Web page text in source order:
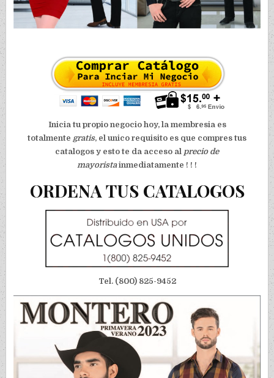
Inicia tu propio negocio hoy, la membresia es
totalmente gratis, el unico requisito es que compres tus
catalogos y esto te da acceso al precio de
mayoristainmediatamente ! ! !
ORDENA TUS CATALOGOS
Tel. (800) 825-9452